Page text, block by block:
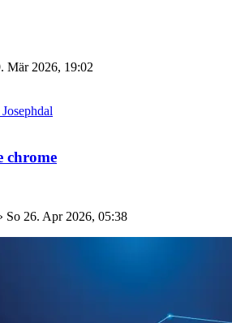
Mär 2026, 19:02
chrome
So 26. Apr 2026, 05:38